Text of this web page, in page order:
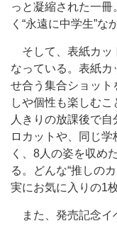
っと凝縮された一
く“永遠に中学生”な
そして、表紙カッ
なっている。表紙
せ合う集合ショット
しや個性も楽しむ
人きりの放課後で
ロカットや、同じ
く、8人の姿を収め
る。どんな“推しの
実にお気に入りの1
また、発売記念イ